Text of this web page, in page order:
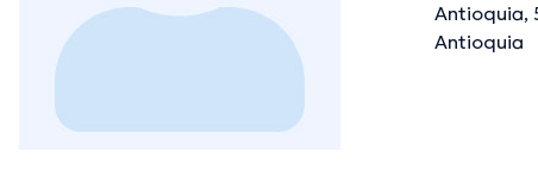
Antioquia,
Antioquia